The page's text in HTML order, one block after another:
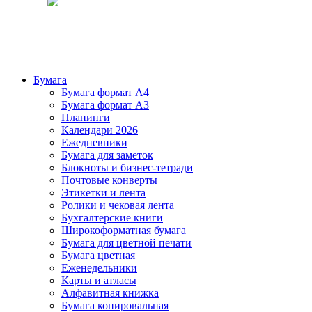
Бумага
Бумага формат А4
Бумага формат А3
Планинги
Календари 2026
Ежедневники
Бумага для заметок
Блокноты и бизнес-тетради
Почтовые конверты
Этикетки и лента
Ролики и чековая лента
Бухгалтерские книги
Широкоформатная бумага
Бумага для цветной печати
Бумага цветная
Еженедельники
Карты и атласы
Алфавитная книжка
Бумага копировальная